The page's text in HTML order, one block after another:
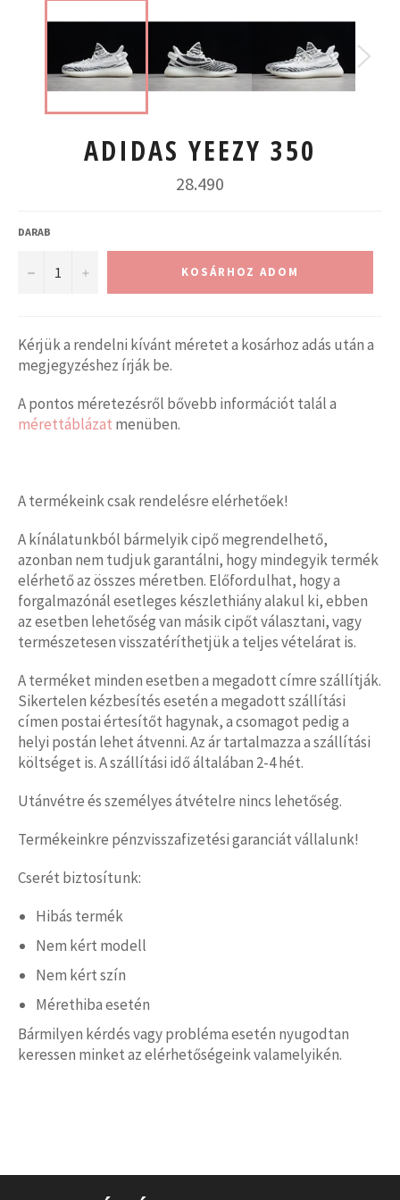
ADIDAS YEEZY 350
Normál
ár
28.490
DARAB
− + KOSÁRHOZ ADOM
Kérjük a rendelni kívánt méretet a kosárhoz adás után a
megjegyzéshez írják be.
A pontos méretezésről bővebb információt talál a
mérettáblázat menüben.
A termékeink csak rendelésre elérhetőek!
A kínálatunkból bármelyik cipő megrendelhető,
azonban nem tudjuk garantálni, hogy mindegyik termék
elérhető az összes méretben. Előfordulhat, hogy a
forgalmazónál esetleges készlethiány alakul ki, ebben
az esetben lehetőség van másik cipőt választani, vagy
természetesen visszatéríthetjük a teljes vételárat is.
A terméket minden esetben a megadott címre szállítják.
Sikertelen kézbesítés esetén a megadott szállítási
címen postai értesítőt hagynak, a csomagot pedig a
helyi postán lehet átvenni. Az ár tartalmazza a szállítási
költséget is. A szállítási idő általában 2-4 hét.
Utánvétre és személyes átvételre nincs lehetőség.
Termékeinkre pénzvisszafizetési garanciát vállalunk!
Cserét biztosítunk:
Hibás termék
Nem kért modell
Nem kért szín
Mérethiba esetén
Bármilyen kérdés vagy probléma esetén nyugodtan
keressen minket az elérhetőségeink valamelyikén.